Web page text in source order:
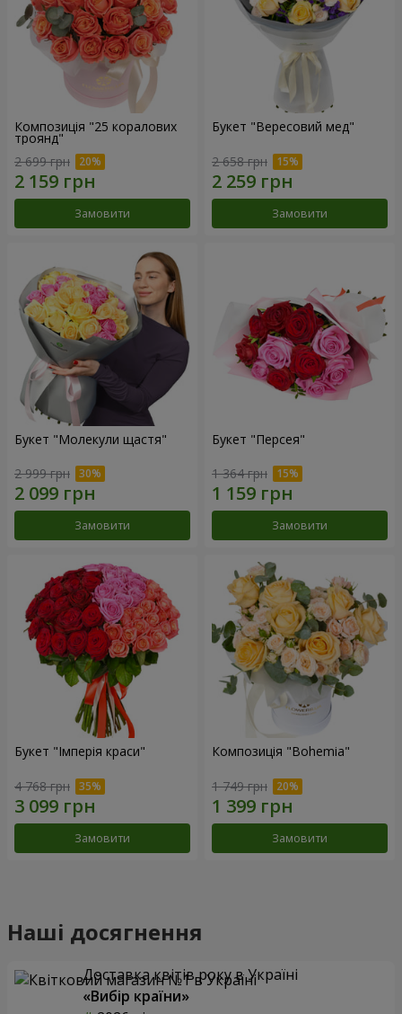
Композиція "25 коралових
троянд"
2 699 грн
Замовити
Букет "Вересовий мед"
2 658 грн
Замовити
Букет "Молекули щастя"
2 999 грн
Замовити
Букет "Персея"
1 364 грн
Замовити
Букет "Імперія краси"
4 768 грн
Замовити
Композиція "Bohemia"
1 749 грн
Замовити
Наші досягнення
Доставка квітів року в Україні
«Вибір країни»